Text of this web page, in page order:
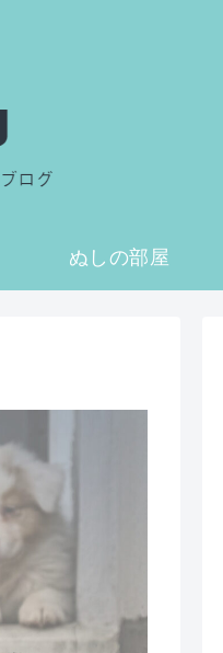
ぬしの部屋